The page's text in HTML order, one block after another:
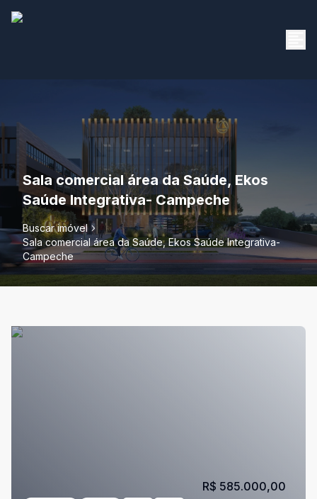
Sala comercial área da Saúde, Ekos
Saúde Integrativa- Campeche
Buscar imóvel
Sala comercial área da Saúde, Ekos Saúde Integrativa-
Campeche
R$ 585.000,00